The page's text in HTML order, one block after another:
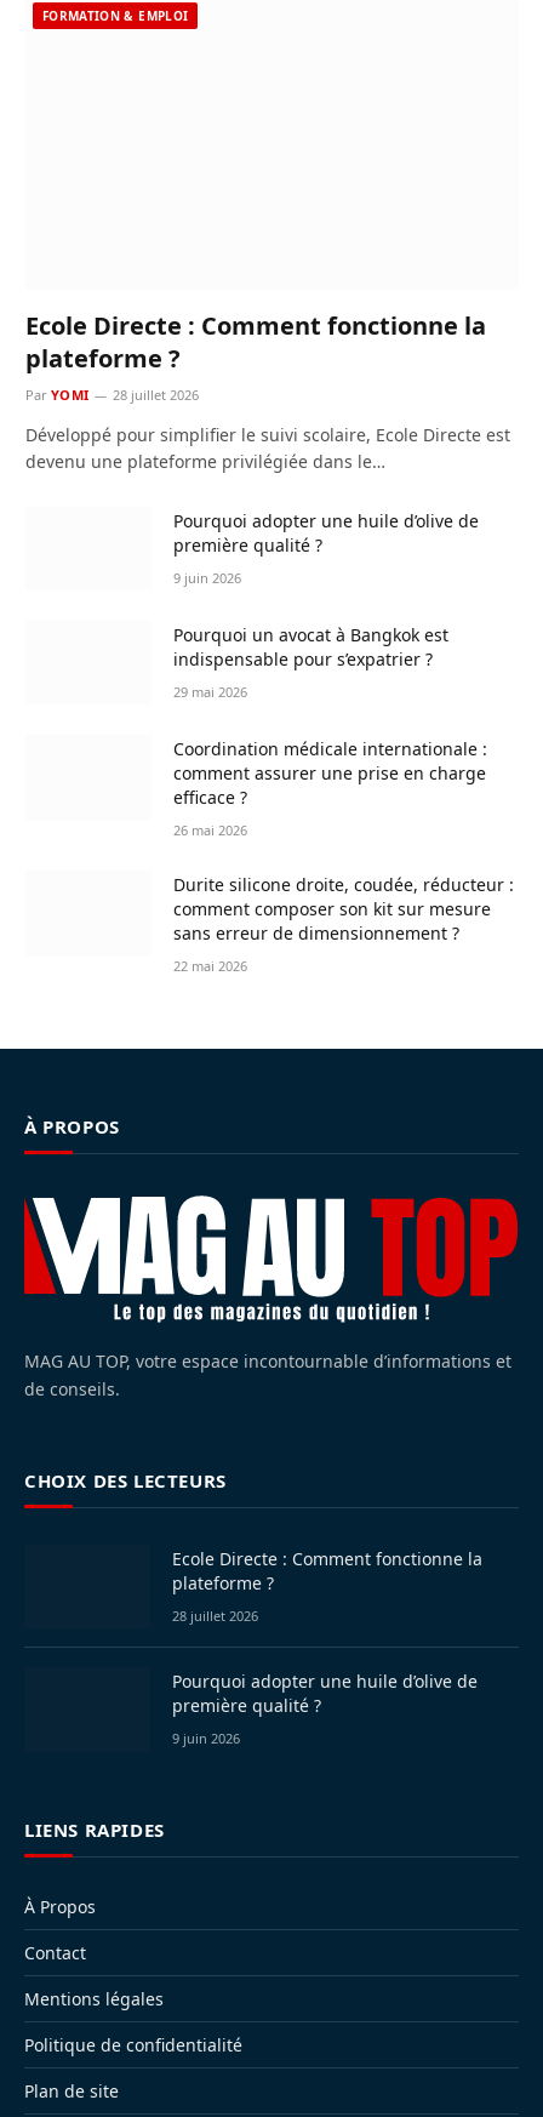
FORMATION & EMPLOI
Ecole Directe : Comment fonctionne la
plateforme ?
Par YOMI 28 juillet 2026
Développé pour simplifier le suivi scolaire, Ecole Directe est
devenu une plateforme privilégiée dans le…
Pourquoi adopter une huile d’olive de
première qualité ?
9 juin 2026
Pourquoi un avocat à Bangkok est
indispensable pour s’expatrier ?
29 mai 2026
Coordination médicale internationale :
comment assurer une prise en charge
efficace ?
26 mai 2026
Durite silicone droite, coudée, réducteur :
comment composer son kit sur mesure
sans erreur de dimensionnement ?
22 mai 2026
À PROPOS
MAG AU TOP, votre espace incontournable d’informations et
de conseils.
CHOIX DES LECTEURS
Ecole Directe : Comment fonctionne la
plateforme ?
28 juillet 2026
Pourquoi adopter une huile d’olive de
première qualité ?
9 juin 2026
LIENS RAPIDES
À Propos
Contact
Mentions légales
Politique de confidentialité
Plan de site